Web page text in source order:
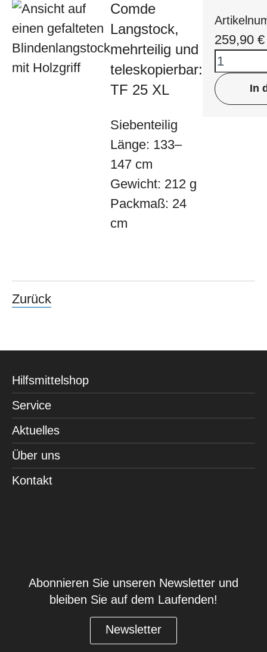
Comde
Langstock,
mehrteilig und
teleskopierbar:
TF 25 XL
Siebenteilig
Länge: 133–
147 cm
Gewicht: 212 g
Packmaß: 24
cm
259,90 €
In
Zurück
Hilfsmittelshop
Service
Aktuelles
Über uns
Kontakt
Abonnieren Sie unseren Newsletter und
bleiben Sie auf dem Laufenden!
Newsletter